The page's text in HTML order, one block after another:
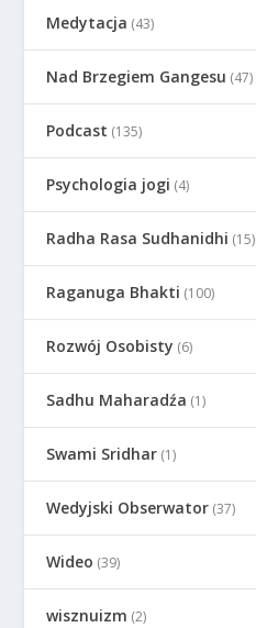
Medytacja (43)
Nad Brzegiem Gangesu (47)
Podcast (135)
Psychologia jogi (4)
Radha Rasa Sudhanidhi (15)
Raganuga Bhakti (100)
Rozwój Osobisty (6)
Sadhu Maharadźa (1)
Swami Sridhar (1)
Wedyjski Obserwator (37)
Wideo (39)
wisznuizm (2)